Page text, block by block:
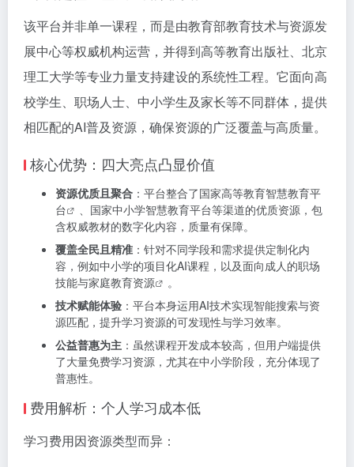
该平台并非单一课程，而是由教育部教育技术与资源发
展中心等权威机构运营，并得到高等教育出版社、北京
理工大学等专业力量支持建设的系统性工程。它面向高
校学生、职场人士、中小学生及家长等不同群体，提供
相匹配的AI普及资源，确保资源的广泛覆盖与高质量。
核心优势：四大亮点凸显价值
资源优质且聚合 ：平台整合了国家高等教育智慧教育平
台
、国家中小学智慧教育平台等渠道的优质资源，包
含权威教材的数字化内容，质量有保障。
覆盖全民且精准 ：针对不同学段和需求提供定制化内
容，例如中小学的项目化AI课程，以及面向成人的职场
技能与家庭教育资源
。
技术赋能体验 ：平台本身运用AI技术实现智能搜索与资
源匹配，提升学习资源的可发现性与学习效率。
公益普惠为主 ：虽然课程开发成本较高，但用户端提供
了大量免费学习资源，尤其在中小学阶段，充分体现了
普惠性。
费用解析：个人学习成本低
学习费用因资源类型而异：